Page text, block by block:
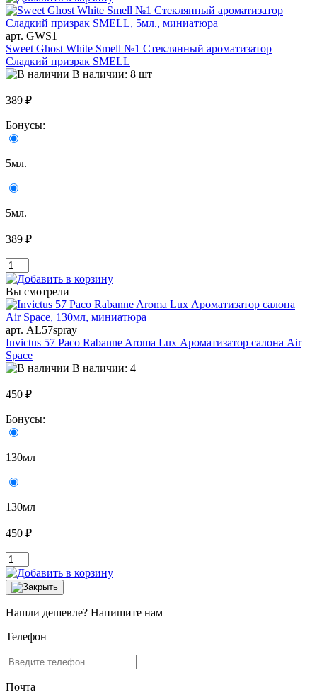
арт. GWS1
Sweet Ghost White Smell №1 Стеклянный ароматизатор
Сладкий призрак SMELL
В наличии: 8 шт
389 ₽
Бонусы:
5мл.
5мл.
389 ₽
Вы смотрели
арт. AL57spray
Invictus 57 Paco Rabanne Aroma Lux Ароматизатор салона Air
Space
В наличии: 4
450 ₽
Бонусы:
130мл
130мл
450 ₽
Нашли дешевле? Напишите нам
Телефон
Почта